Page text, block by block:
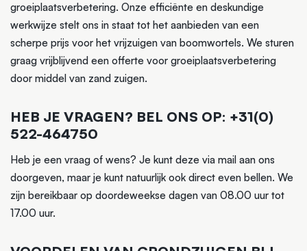
groeiplaatsverbetering. Onze efficiënte en deskundige
werkwijze stelt ons in staat tot het aanbieden van een
scherpe prijs voor het vrijzuigen van boomwortels. We sturen
graag vrijblijvend een offerte voor groeiplaatsverbetering
door middel van zand zuigen.
HEB JE VRAGEN? BEL ONS OP: +31(0)
522-464750
Heb je een vraag of wens? Je kunt deze via mail aan ons
doorgeven, maar je kunt natuurlijk ook direct even bellen. We
zijn bereikbaar op doordeweekse dagen van 08.00 uur tot
17.00 uur.